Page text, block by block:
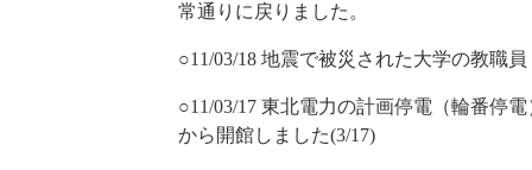
常通りに戻りました。
○11/03/18 地震で被災された大学の教職
○11/03/17 東北電力の計画停電（輪番停
から開館しました(3/17)